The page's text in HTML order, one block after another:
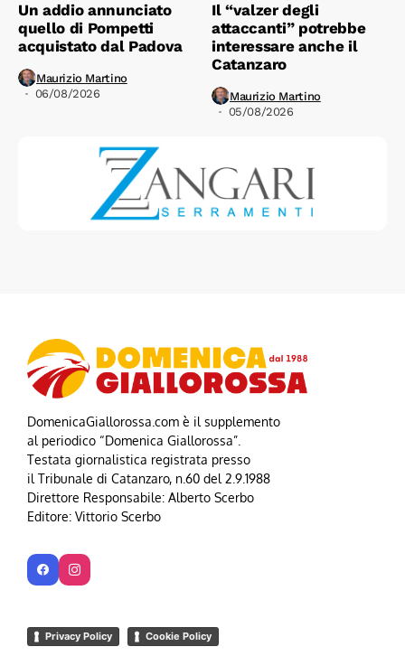
Un addio annunciato
quello di Pompetti
acquistato dal Padova
Maurizio Martino
06/08/2026
Il “valzer degli
attaccanti” potrebbe
interessare anche il
Catanzaro
Maurizio Martino
05/08/2026
DomenicaGiallorossa.com è il supplemento
al periodico “Domenica Giallorossa”.
Testata giornalistica registrata presso
il Tribunale di Catanzaro, n.60 del 2.9.1988
Direttore Responsabile: Alberto Scerbo
Editore: Vittorio Scerbo
Privacy Policy Cookie Policy